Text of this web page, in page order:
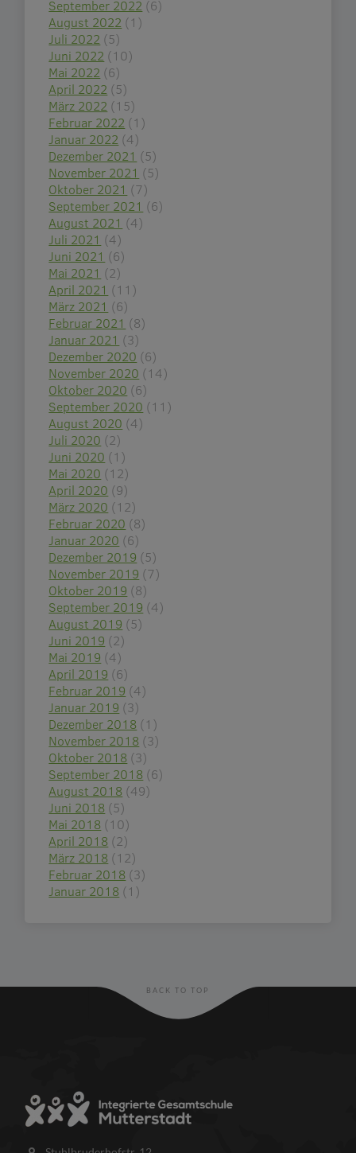
September 2022 (6)
August 2022 (1)
Juli 2022 (5)
Juni 2022 (10)
Mai 2022 (6)
April 2022 (5)
März 2022 (15)
Februar 2022 (1)
Januar 2022 (4)
Dezember 2021 (5)
November 2021 (5)
Oktober 2021 (7)
September 2021 (6)
August 2021 (4)
Juli 2021 (4)
Juni 2021 (6)
Mai 2021 (2)
April 2021 (11)
März 2021 (6)
Februar 2021 (8)
Januar 2021 (3)
Dezember 2020 (6)
November 2020 (14)
Oktober 2020 (6)
September 2020 (11)
August 2020 (4)
Juli 2020 (2)
Juni 2020 (1)
Mai 2020 (12)
April 2020 (9)
März 2020 (12)
Februar 2020 (8)
Januar 2020 (6)
Dezember 2019 (5)
November 2019 (7)
Oktober 2019 (8)
September 2019 (4)
August 2019 (5)
Juni 2019 (2)
Mai 2019 (4)
April 2019 (6)
Februar 2019 (4)
Januar 2019 (3)
Dezember 2018 (1)
November 2018 (3)
Oktober 2018 (3)
September 2018 (6)
August 2018 (49)
Juni 2018 (5)
Mai 2018 (10)
April 2018 (2)
März 2018 (12)
Februar 2018 (3)
Januar 2018 (1)
BACK TO TOP